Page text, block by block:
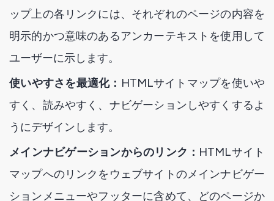
ップ上の各リンクには、それぞれのページの内容を
明示的かつ意味のあるアンカーテキストを使用して
ユーザーに示します。
使いやすさを最適化： HTMLサイトマップを使いや
すく、読みやすく、ナビゲーションしやすくするよ
うにデザインします。
メインナビゲーションからのリンク： HTMLサイト
マップへのリンクをウェブサイトのメインナビゲー
ションメニューやフッターに含めて、どのページか